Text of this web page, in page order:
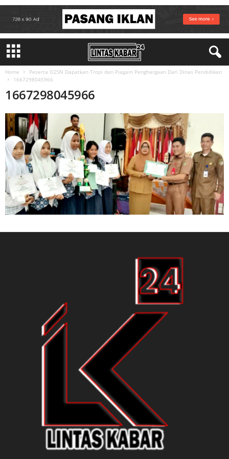
Home
Peserta O2SN Dapatkan Tropi dan Piagam Penghargaan Dari Dinas Pendidikan
1667298045966
1667298045966